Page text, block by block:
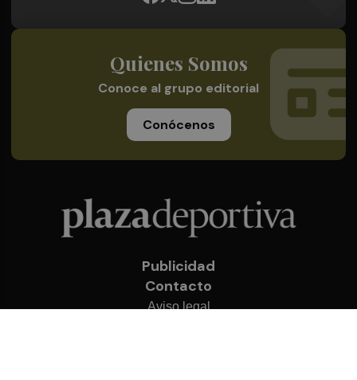
Quienes Somos
Conoce al grupo editorial
Conócenos
Publicidad
Contacto
Aviso legal